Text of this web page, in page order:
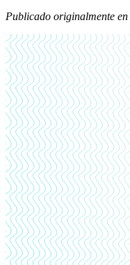
Publicado originalmente en